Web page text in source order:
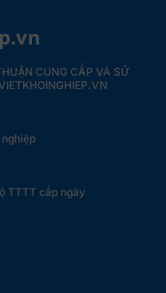
CUNG CẤP VÀ SỬ
TTTT cấp ngày